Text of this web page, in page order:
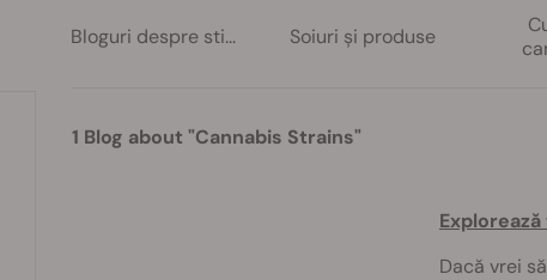
Bloguri despre sti... Soiuri și produse
1 Blog about "Cannabis Strains"
Dacă vrei